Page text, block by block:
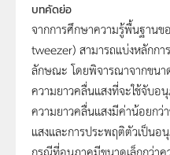
บทคัดย่อ
จากการศึกษาความรู้พื้นฐานข
tweezer) สามารถแบ่งหลักกา
ลักษณะ โดยพิจารณาจากขน
ความยาวคลื่นแสงที่จะใช้จับ
ความยาวคลื่นแสงมีค่าน้อยก
แสงและการประพฤติตัวเป็นอ